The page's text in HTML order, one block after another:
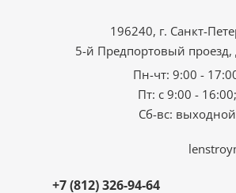
196240, г. Санкт-
5-й Предпортовый проезд,
Пн-чт: 9:00 -
Пт: с 9:00 - 16:00;
Сб-вс: выходной
+7 (812) 326-94-64